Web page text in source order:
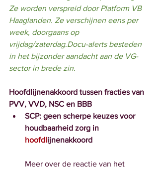
Ze worden verspreid door Platform VB
Haaglanden. Ze verschijnen eens per
week, doorgaans op
vrijdag/zaterdag.Docu-alerts besteden
in het bijzonder aandacht aan de VG-
sector in brede zin.
Hoofdlijnenakkoord tussen fracties van
PVV, VVD, NSC en BBB
SCP: geen scherpe keuzes voor
houdbaarheid zorg in
hoofdlijnenakkoord
Meer over de reactie van het